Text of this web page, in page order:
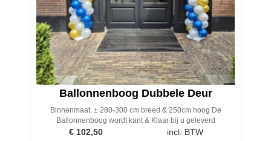
Ballonnenboog Dubbele Deur
Binnenmaat: ± 280-300 cm breed & 250cm hoog De
Ballonnenboog wordt kant & Klaar bij u geleverd
€ 102,50
incl. BTW